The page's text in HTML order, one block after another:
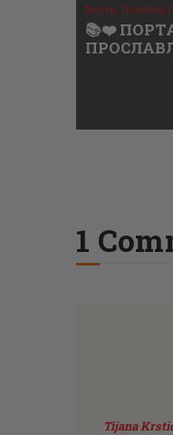
Вести, Почетна
📚❤️
1
Tijana